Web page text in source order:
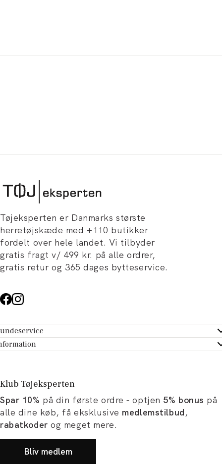
Tøjeksperten er Danmarks største
herretøjskæde med +110 butikker
fordelt over hele landet. Vi tilbyder
gratis fragt v/ 499 kr. på alle ordrer,
gratis retur og 365 dages bytteservice.
- Hjælpecenter
dit køb
Tøjeksperten
og artikler
og karriere
Klub Tøjeksperten
Spar 10% på din første ordre - optjen 5% bonus på
alle dine køb, få eksklusive medlemstilbud,
rabatkoder og meget mere.
Bliv medlem